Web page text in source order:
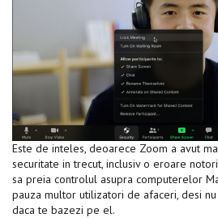
Este de inteles, deoarece Zoom a avut
securitate in trecut, inclusiv o eroare
sa preia controlul asupra computerelor
pauza multor utilizatori de afaceri, desi
daca te bazezi pe el.